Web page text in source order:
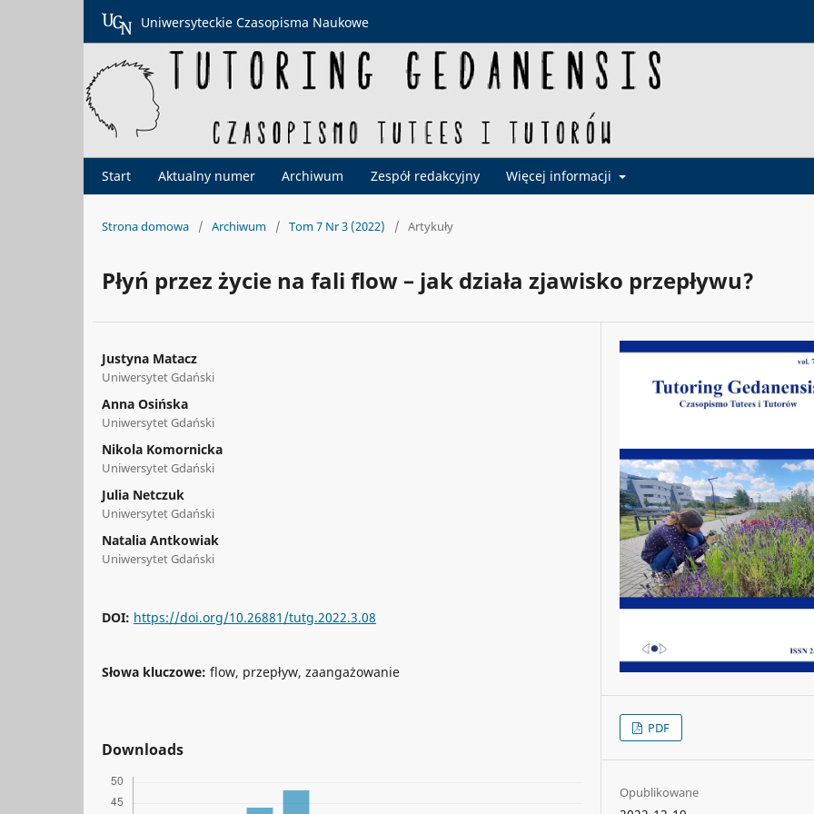
Start Aktualny numer Archiwum Zespół redakcyjny Więcej informacji
Uniwersyteckie Czasopisma Naukowe
Strona domowa / Archiwum / Tom 7 Nr 3 (2022) / Artykuły
Płyń przez życie na fali flow – jak działa zjawisko przepływu?
Justyna Matacz
Uniwersytet Gdański
Anna Osińska
Uniwersytet Gdański
Nikola Komornicka
Uniwersytet Gdański
Julia Netczuk
Uniwersytet Gdański
Natalia Antkowiak
Uniwersytet Gdański
DOI: https://doi.org/10.26881/tutg.2022.3.08
Słowa kluczowe: flow, przepływ, zaangażowanie
Downloads
PDF
Opublikowane